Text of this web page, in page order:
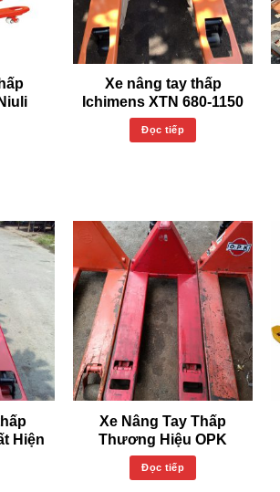
Xe nâng tay thấp
Ichimens XTN 680-1150
Đọc tiếp
Hiện
Xe Nâng Tay Thấp
Thương Hiệu OPK
Đọc tiếp